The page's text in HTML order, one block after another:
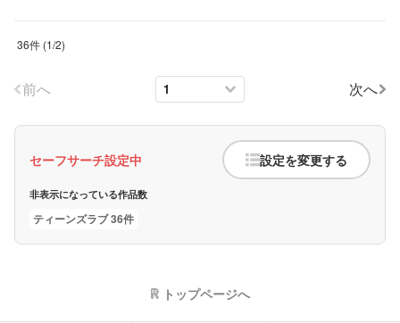
36件 (1/2)
前へ 次へ
セーフサーチ設定中 設定を変更する
非表示になっている作品数
ティーンズラブ 36件
トップページへ